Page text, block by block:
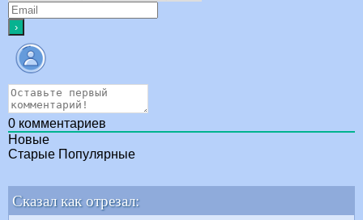
0 комментариев
Новые
Старые Популярные
Сказал как отрезал: